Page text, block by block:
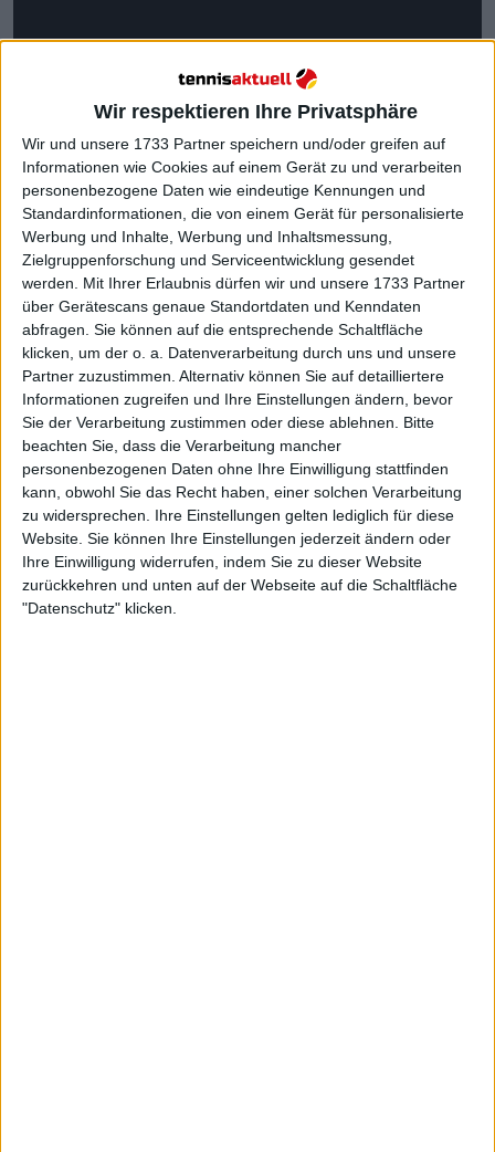
Wir respektieren Ihre Privatsphäre
Wir und unsere 1733 Partner speichern und/oder greifen auf
Informationen wie Cookies auf einem Gerät zu und verarbeiten
personenbezogene Daten wie eindeutige Kennungen und
Standardinformationen, die von einem Gerät für personalisierte
Werbung und Inhalte, Werbung und Inhaltsmessung,
Zielgruppenforschung und Serviceentwicklung gesendet
werden.
Mit Ihrer Erlaubnis dürfen wir und unsere 1733 Partner
über Gerätescans genaue Standortdaten und Kenndaten
abfragen. Sie können auf die entsprechende Schaltfläche
klicken, um der o. a. Datenverarbeitung durch uns und unsere
Partner zuzustimmen. Alternativ können Sie auf detailliertere
Informationen zugreifen und Ihre Einstellungen ändern, bevor
Sie der Verarbeitung zustimmen oder diese ablehnen.
Bitte
beachten Sie, dass die Verarbeitung mancher
personenbezogenen Daten ohne Ihre Einwilligung stattfinden
kann, obwohl Sie das Recht haben, einer solchen Verarbeitung
zu widersprechen. Ihre Einstellungen gelten lediglich für diese
Website. Sie können Ihre Einstellungen jederzeit ändern oder
Ihre Einwilligung widerrufen, indem Sie zu dieser Website
zurückkehren und unten auf der Webseite auf die Schaltfläche
"Datenschutz" klicken.
Ein Rückblick auf die fünf Endspiele, die Nadal's
komplizierte Beziehung zu den Miami Open geprägt
haben:
2005: Eine Rivalität entsteht
Der Ursprung der Federer–Nadal-Rivalität wurde in
Miami gelegt. Ihr erstes Aufeinandertreffen fand
2004 in der dritten Runde statt, als der 17-jährige